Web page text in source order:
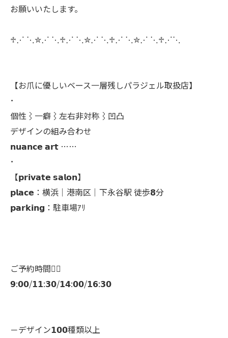
お願いいたします。
♱⋰ ⋱✮⋰ ⋱♱⋰ ⋱✮⋰ ⋱♱⋰ ⋱✮⋰ ⋱♱⋰⋱
【お爪に優しいベース一層残しパラジェル取扱店】
･
個性⌇一癖⌇左右非対称⌇凹凸
デザインの組み合わせ
𝗻𝘂𝗮𝗻𝗰𝗲 𝗮𝗿𝘁 ……
･
【𝗽𝗿𝗶𝘃𝗮𝘁𝗲 𝘀𝗮𝗹𝗼𝗻】
𝗽𝗹𝗮𝗰𝗲：横浜│港南区│下永谷駅 徒歩𝟴分
𝗽𝗮𝗿𝗸𝗶𝗻𝗴：駐車場ｱﾘ
ご予約時間👇🏻
𝟵:𝟬𝟬/𝟭𝟭:𝟯𝟬/𝟭𝟰:𝟬𝟬/𝟭𝟲:𝟯𝟬
－デザイン𝟭𝟬𝟬種類以上